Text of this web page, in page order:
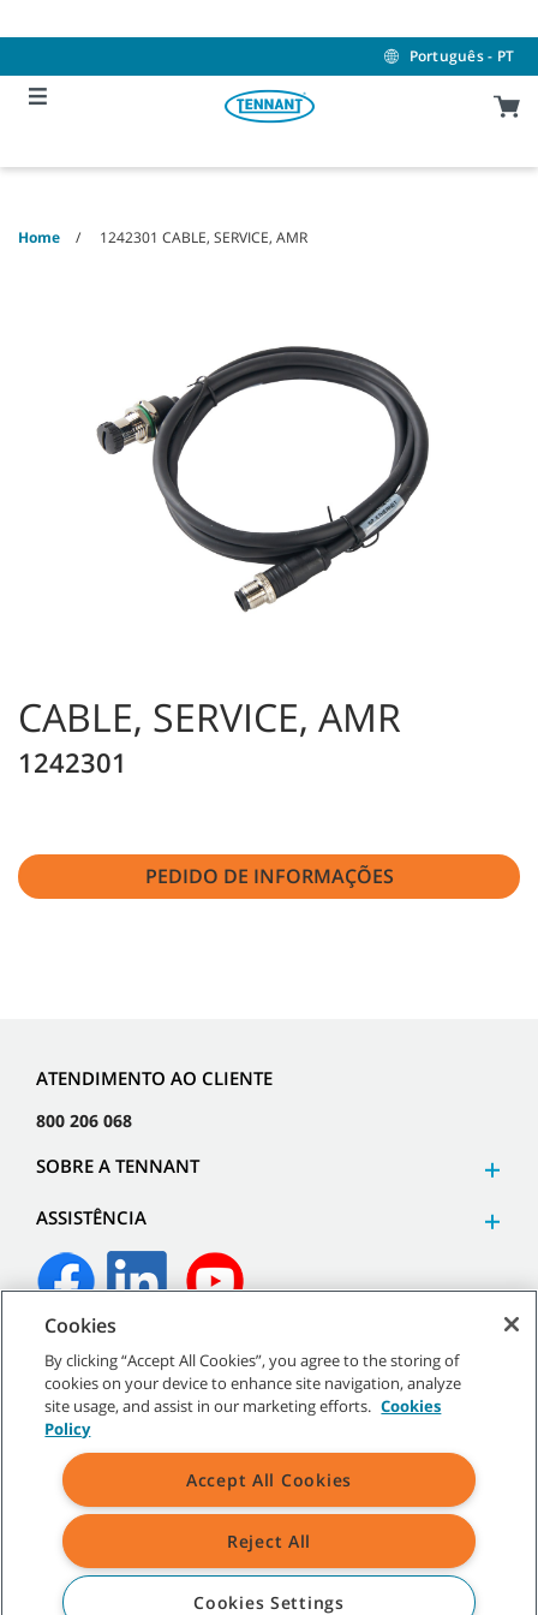
to
to
menu
Português - PT
Home 1242301 CABLE, SERVICE, AMR
CABLE, SERVICE, AMR
1242301
PEDIDO DE INFORMAÇÕES
ATENDIMENTO AO CLIENTE
800 206 068
SOBRE A TENNANT
ASSISTÊNCIA
©2026Tennant Company. Todos os direitos reservados.
Mapa do site
Termos
de venda
Todas as marcas comerciais e logótipos da Tennant indicados são
propriedade da Tennant Company e/ou das suas empresas
Cookies
By clicking “Accept All Cookies”, you agree to the storing of
cookies on your device to enhance site navigation, analyze
site usage, and assist in our marketing efforts. Cookies
Policy
Accept All Cookies
Reject All
Cookies Settings